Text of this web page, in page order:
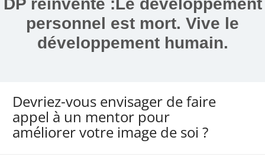
DP réinventé :Le développement
personnel est mort. Vive le
développement humain.
Devriez-vous envisager de faire
appel à un mentor pour
améliorer votre image de soi ?